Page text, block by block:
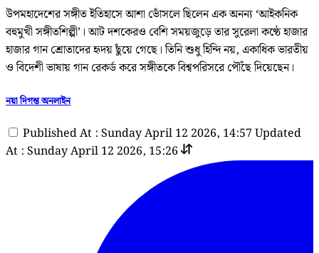
উপমহাদেশের সঙ্গীত ইতিহাসে আশা ভোঁসলে ছিলেন এক অনন্য ‘আইকনিক
বহুমুখী সঙ্গীতশিল্পী’। আট দশকেরও বেশি সময়জুড়ে তার সুরেলা কণ্ঠে হাজার
হাজার গান শ্রোতাদের হৃদয় ছুঁয়ে গেছে। তিনি শুধু হিন্দি নয়, একাধিক ভারতীয়
ও বিদেশী ভাষায় গান রেকর্ড করে সঙ্গীতকে বিশ্বপরিসরে পৌঁছে দিয়েছেন।
নয়া দিগন্ত অনলাইন
Published At : Sunday April 12 2026, 14:57 Updated
At : Sunday April 12 2026, 15:26